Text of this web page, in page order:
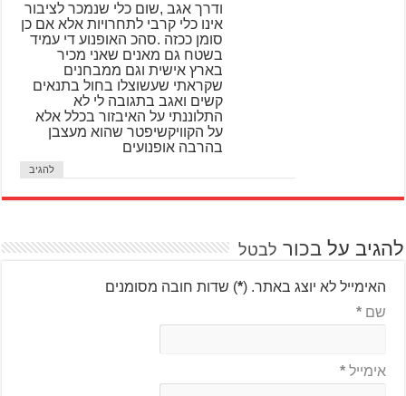
ודרך אגב ,שום כלי שנמכר לציבור
אינו כלי קרבי לתחרויות אלא אם כן
סומן ככזה .סהכ האופנוע די עמיד
בשטח גם מאנים שאני מכיר
בארץ אישית וגם ממבחנים
שקראתי שעשוצלו בחול בתנאים
קשים ואגב בתגובה לי לא
התלוננתי על האיבזור בכלל אלא
על הקוויקשיפטר שהוא מעצבן
בהרבה אופנועים
להגיב
להגיב עלבכור לבטל
האימייל לא יוצג באתר. (
*) שדות חובה מסומנים
שם*
אימייל*